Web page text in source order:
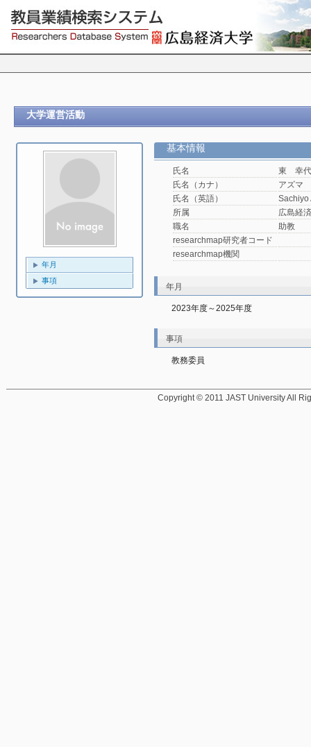
大学運営活動
年月
事項
基本情報
氏名
東 幸代
氏名（カナ）
アズマ
氏名（英語）
Sachiyo
所属
広島経
職名
助教
researchmap研究者コード
researchmap機関
年月
2023年度～2025年度
事項
教務委員